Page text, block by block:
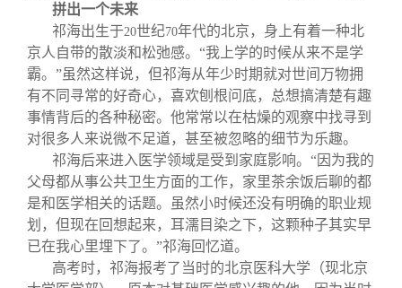
拼出一个未来
祁海出生于20世纪70年代的北京，身上有着一种北
京人自带的散淡和松弛感。“我上学的时候从来不是学
霸。”虽然这样说，但祁海从年少时期就对世间万物拥
有不同寻常的好奇心，喜欢刨根问底，总想搞清楚有趣
事情背后的各种秘密。他常常以在枯燥的观察中找寻到
对很多人来说微不足道，甚至被忽略的细节为乐趣。
祁海后来进入医学领域是受到家庭影响。“因为我的
父母都从事公共卫生方面的工作，家里茶余饭后聊的都
是和医学相关的话题。虽然小时候还没有明确的职业规
划，但现在回想起来，耳濡目染之下，这颗种子其实早
已在我心里埋下了。”祁海回忆道。
高考时，祁海报考了当时的北京医科大学（现北京